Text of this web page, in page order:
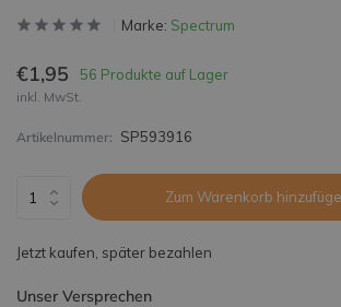
Marke: Spectrum
€1,95 56 Produkte auf Lager
inkl. MwSt.
Artikelnummer: SP593916
Zum Warenkorb
Jetzt kaufen, später bezahlen
Unser Versprechen